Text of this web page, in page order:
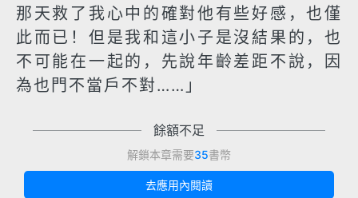
那天救了我心中的確對他有些好感，也僅
此而已！但是我和這小子是沒結果的，也
不可能在一起的，先說年齡差距不說，因
為也門不當戶不對……」
餘額不足
解鎖本章需要35書幣
去應用內閱讀